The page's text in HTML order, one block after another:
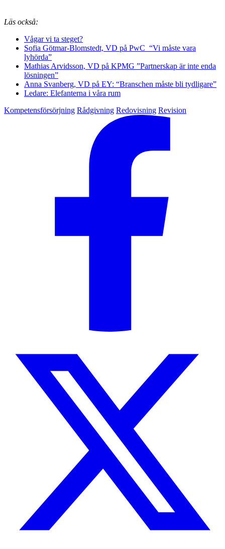
Läs också:
Vågar vi ta steget?
Sofia Götmar-Blomstedt, VD på PwC “Vi måste vara
lyhörda”
Mathias Arvidsson, VD på KPMG ”Partnerskap är inte enda
lösningen”
Anna Svanberg, VD på EY: “Branschen måste bli tydligare”
Ledare: Elefanterna i våra rum
Kompetensförsörjning Rådgivning Redovisning Revision